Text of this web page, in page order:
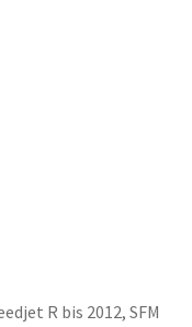
R bis 2012, SFM